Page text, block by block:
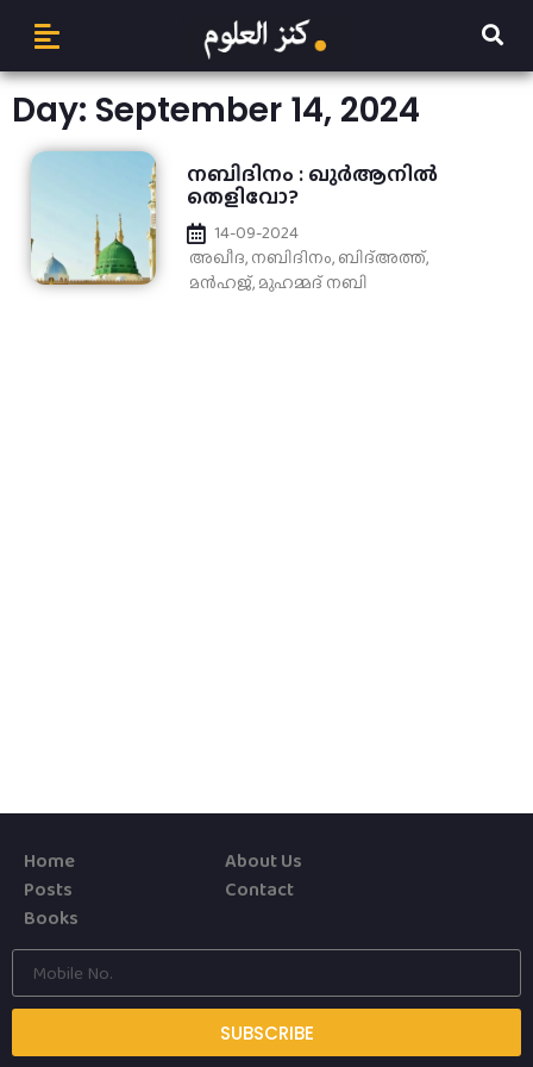
Day: September 14, 2024
നബിദിനം : ഖുര്‍ആനിൽ
തെളിവോ?
14-09-2024
അഖീദ, നബിദിനം, ബിദ്അത്ത്,
മന്‍ഹജ്, മുഹമ്മദ് നബി
Home
Posts
Books
About Us
Contact
SUBSCRIBE